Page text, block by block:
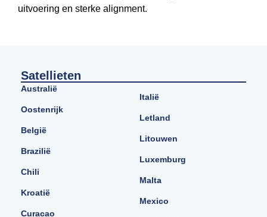
uitvoering en sterke alignment.
Satellieten
Australië
Oostenrijk
België
Brazilië
Chili
Kroatië
Curacao
Italië
Letland
Litouwen
Luxemburg
Malta
Mexico